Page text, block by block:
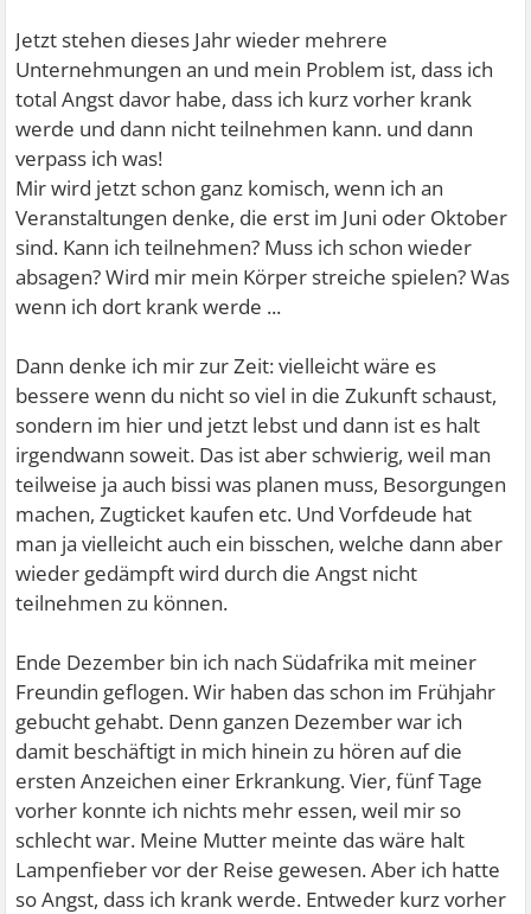
Jetzt stehen dieses Jahr wieder mehrere
Unternehmungen an und mein Problem ist, dass ich
total Angst davor habe, dass ich kurz vorher krank
werde und dann nicht teilnehmen kann. und dann
verpass ich was!
Mir wird jetzt schon ganz komisch, wenn ich an
Veranstaltungen denke, die erst im Juni oder Oktober
sind. Kann ich teilnehmen? Muss ich schon wieder
absagen? Wird mir mein Körper streiche spielen? Was
wenn ich dort krank werde ...
Dann denke ich mir zur Zeit: vielleicht wäre es
bessere wenn du nicht so viel in die Zukunft schaust,
sondern im hier und jetzt lebst und dann ist es halt
irgendwann soweit. Das ist aber schwierig, weil man
teilweise ja auch bissi was planen muss, Besorgungen
machen, Zugticket kaufen etc. Und Vorfdeude hat
man ja vielleicht auch ein bisschen, welche dann aber
wieder gedämpft wird durch die Angst nicht
teilnehmen zu können.
Ende Dezember bin ich nach Südafrika mit meiner
Freundin geflogen. Wir haben das schon im Frühjahr
gebucht gehabt. Denn ganzen Dezember war ich
damit beschäftigt in mich hinein zu hören auf die
ersten Anzeichen einer Erkrankung. Vier, fünf Tage
vorher konnte ich nichts mehr essen, weil mir so
schlecht war. Meine Mutter meinte das wäre halt
Lampenfieber vor der Reise gewesen. Aber ich hatte
so Angst, dass ich krank werde. Entweder kurz vorher